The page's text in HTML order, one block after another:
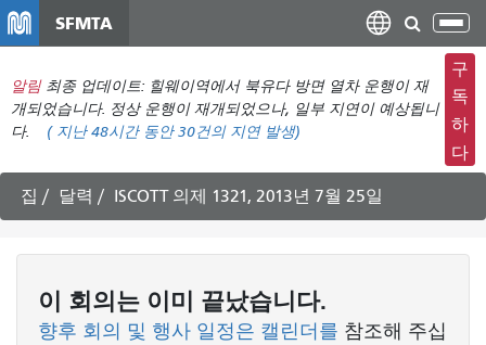
텐
츠
로
건
너
뛰
SFMTA
탐
색
메
뉴
전
환
알림 최종 업데이트: 힐웨이역에서 북유다 방면 열차 운행이 재
개되었습니다. 정상 운행이 재개되었으나, 일부 지연이 예상됩니
다.
( 지난 48시간 동안30건의 지연 발생)
구
독
하
다
집 달력 ISCOTT 의제 1321, 2013년 7월 25일
이 회의는 이미 끝났습니다.
향후 회의 및 행사 일정은 캘린더를 참조해 주십